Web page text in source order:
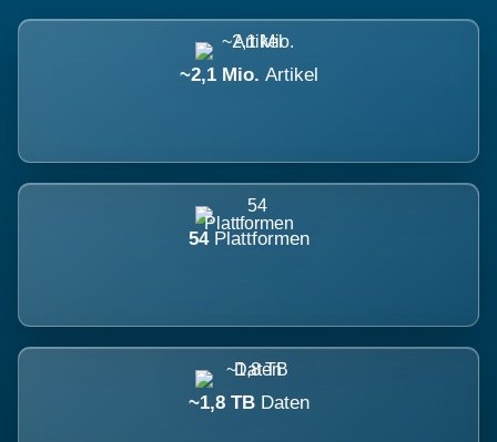
~2,1 Mio. Artikel
54 Plattformen
~1,8 TB Daten